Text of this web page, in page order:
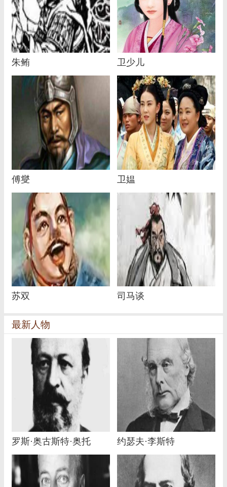
朱鲔 卫少儿
傅燮 卫媪
苏双 司马谈
最新人物
罗斯·奥古斯特·奥托 约瑟夫·李斯特